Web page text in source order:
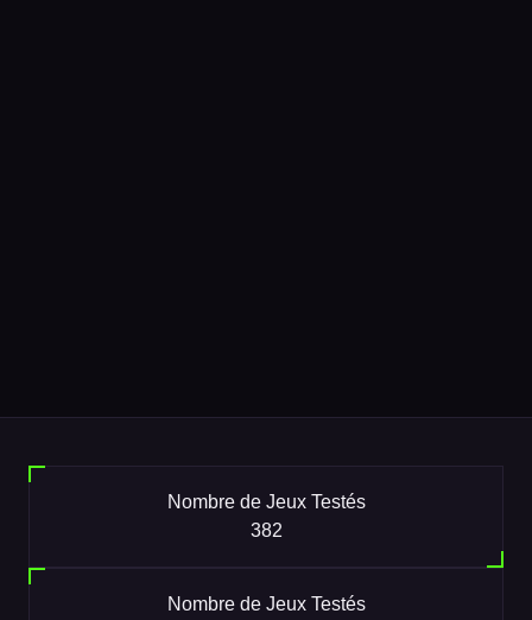
Nombre de Jeux Testés
382
Nombre de Jeux Testés